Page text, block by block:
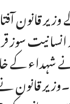
وزیر
سوز
کے
قانون